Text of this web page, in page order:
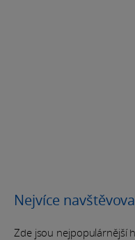
Nejvíce
Zde jsou nejpopulárnější